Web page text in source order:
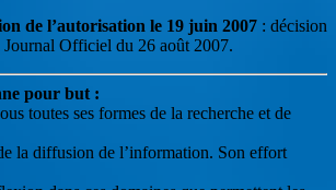
de l’autorisation le 19 juin 2007 : décision
Journal Officiel du 26 août 2007.
pour but :
toutes ses formes de la recherche et de
la diffusion de l’information. Son effort